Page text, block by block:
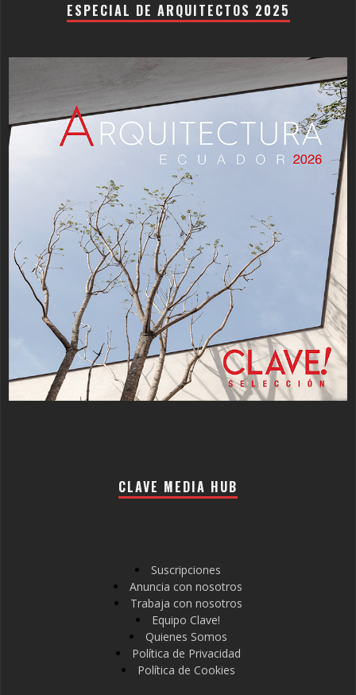
ESPECIAL DE ARQUITECTOS 2025
CLAVE MEDIA HUB
Suscripciones
Anuncia con nosotros
Trabaja con nosotros
Equipo Clave!
Quienes Somos
Política de Privacidad
Política de Cookies